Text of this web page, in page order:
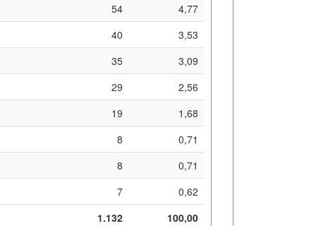
54
4,77
40
3,53
35
3,09
29
2,56
19
1,68
8
0,71
8
0,71
7
0,62
1.132
100,00